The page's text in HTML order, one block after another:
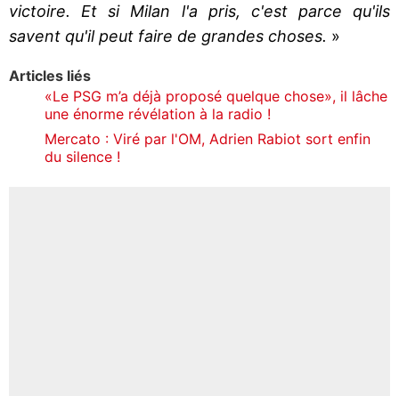
victoire. Et si Milan l'a pris, c'est parce qu'ils
savent qu'il peut faire de grandes choses. »
Articles liés
«Le PSG m’a déjà proposé quelque chose», il lâche
une énorme révélation à la radio !
Mercato : Viré par l'OM, Adrien Rabiot sort enfin
du silence !